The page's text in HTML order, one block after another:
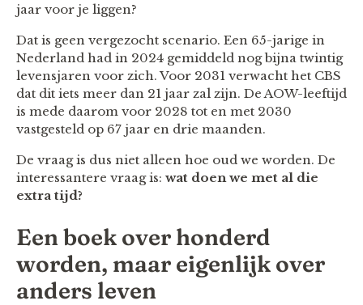
jaar voor je liggen?
Dat is geen vergezocht scenario. Een 65-jarige in
Nederland had in 2024 gemiddeld nog bijna twintig
levensjaren voor zich. Voor 2031 verwacht het CBS
dat dit iets meer dan 21 jaar zal zijn. De AOW-leeftijd
is mede daarom voor 2028 tot en met 2030
vastgesteld op 67 jaar en drie maanden.
De vraag is dus niet alleen hoe oud we worden. De
interessantere vraag is: wat doen we met al die
extra tijd?
Een boek over honderd
worden, maar eigenlijk over
anders leven